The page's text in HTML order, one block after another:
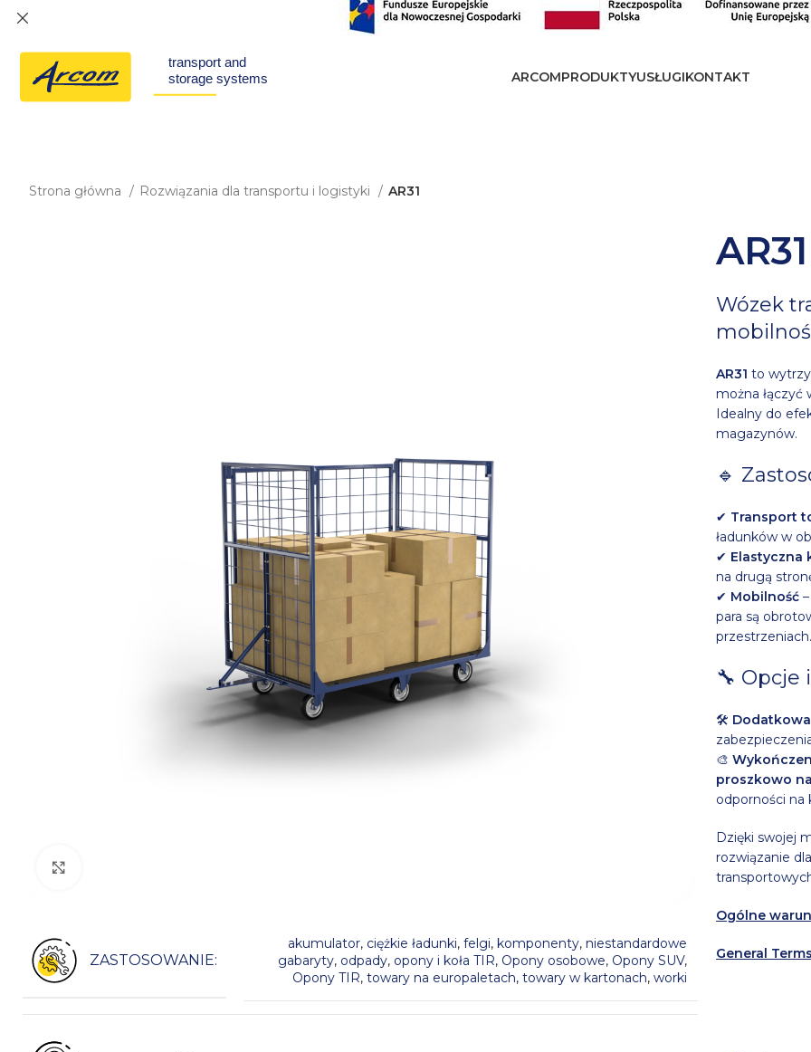
ARCOMPRODUKTYUSŁUGIKONTAKT
Strona główna Rozwiązania dla transportu i logistyki AR31
ZASTOSOWANIE:
akumulator, ciężkie ładunki,felgi, komponenty, niestandardowe
gabaryty, odpady, opony i koła TIR, Opony osobowe, Opony SUV,
Opony TIR,towary na europaletach,towary w kartonach,worki
AR31
Wózek
AR31 to
można łączyć
Idealny do
magazynów.
🔹
✔ Transport
ładunków w
✔ Elastyczna
na drugą
✔ Mobilność
para są
przestrzeniach.
🔧 Opcje
🛠
🎨
proszkowo
odporności na
Dzięki swojej
rozwiązanie
Ogólne
General